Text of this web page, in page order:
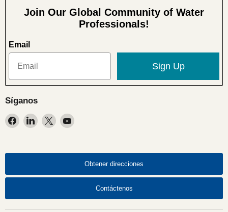
Join Our Global Community of Water
Professionals!
Email
Sign Up
Síganos
Encuéntrenos
en
Encuéntrenos
en
Encuéntrenos
en
Encuéntrenos
Obtener direcciones
Contáctenos